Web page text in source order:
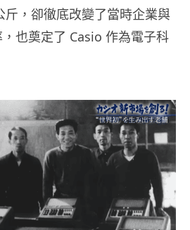
斤，卻徹底改變了當時企業與
也奠定了 Casio 作為電子科